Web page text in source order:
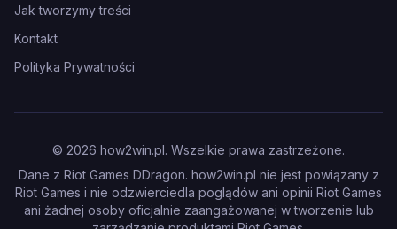
Jak tworzymy treści
Kontakt
Polityka Prywatności
© 2026 how2win.pl. Wszelkie prawa zastrzeżone.
Dane z Riot Games DDragon. how2win.pl nie jest powiązany z
Riot Games i nie odzwierciedla poglądów ani opinii Riot Games
ani żadnej osoby oficjalnie zaangażowanej w tworzenie lub